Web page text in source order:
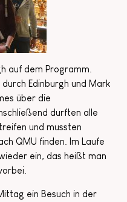
auf dem Programm.
Edinburgh und Mark
über die
durften alle
und mussten
QMU finden. Im Laufe
ein, das heißt man
ein Besuch in der